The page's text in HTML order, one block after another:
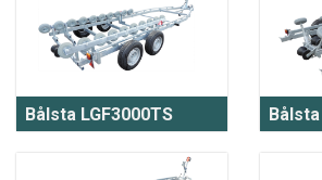
Bålsta LGF3000TS